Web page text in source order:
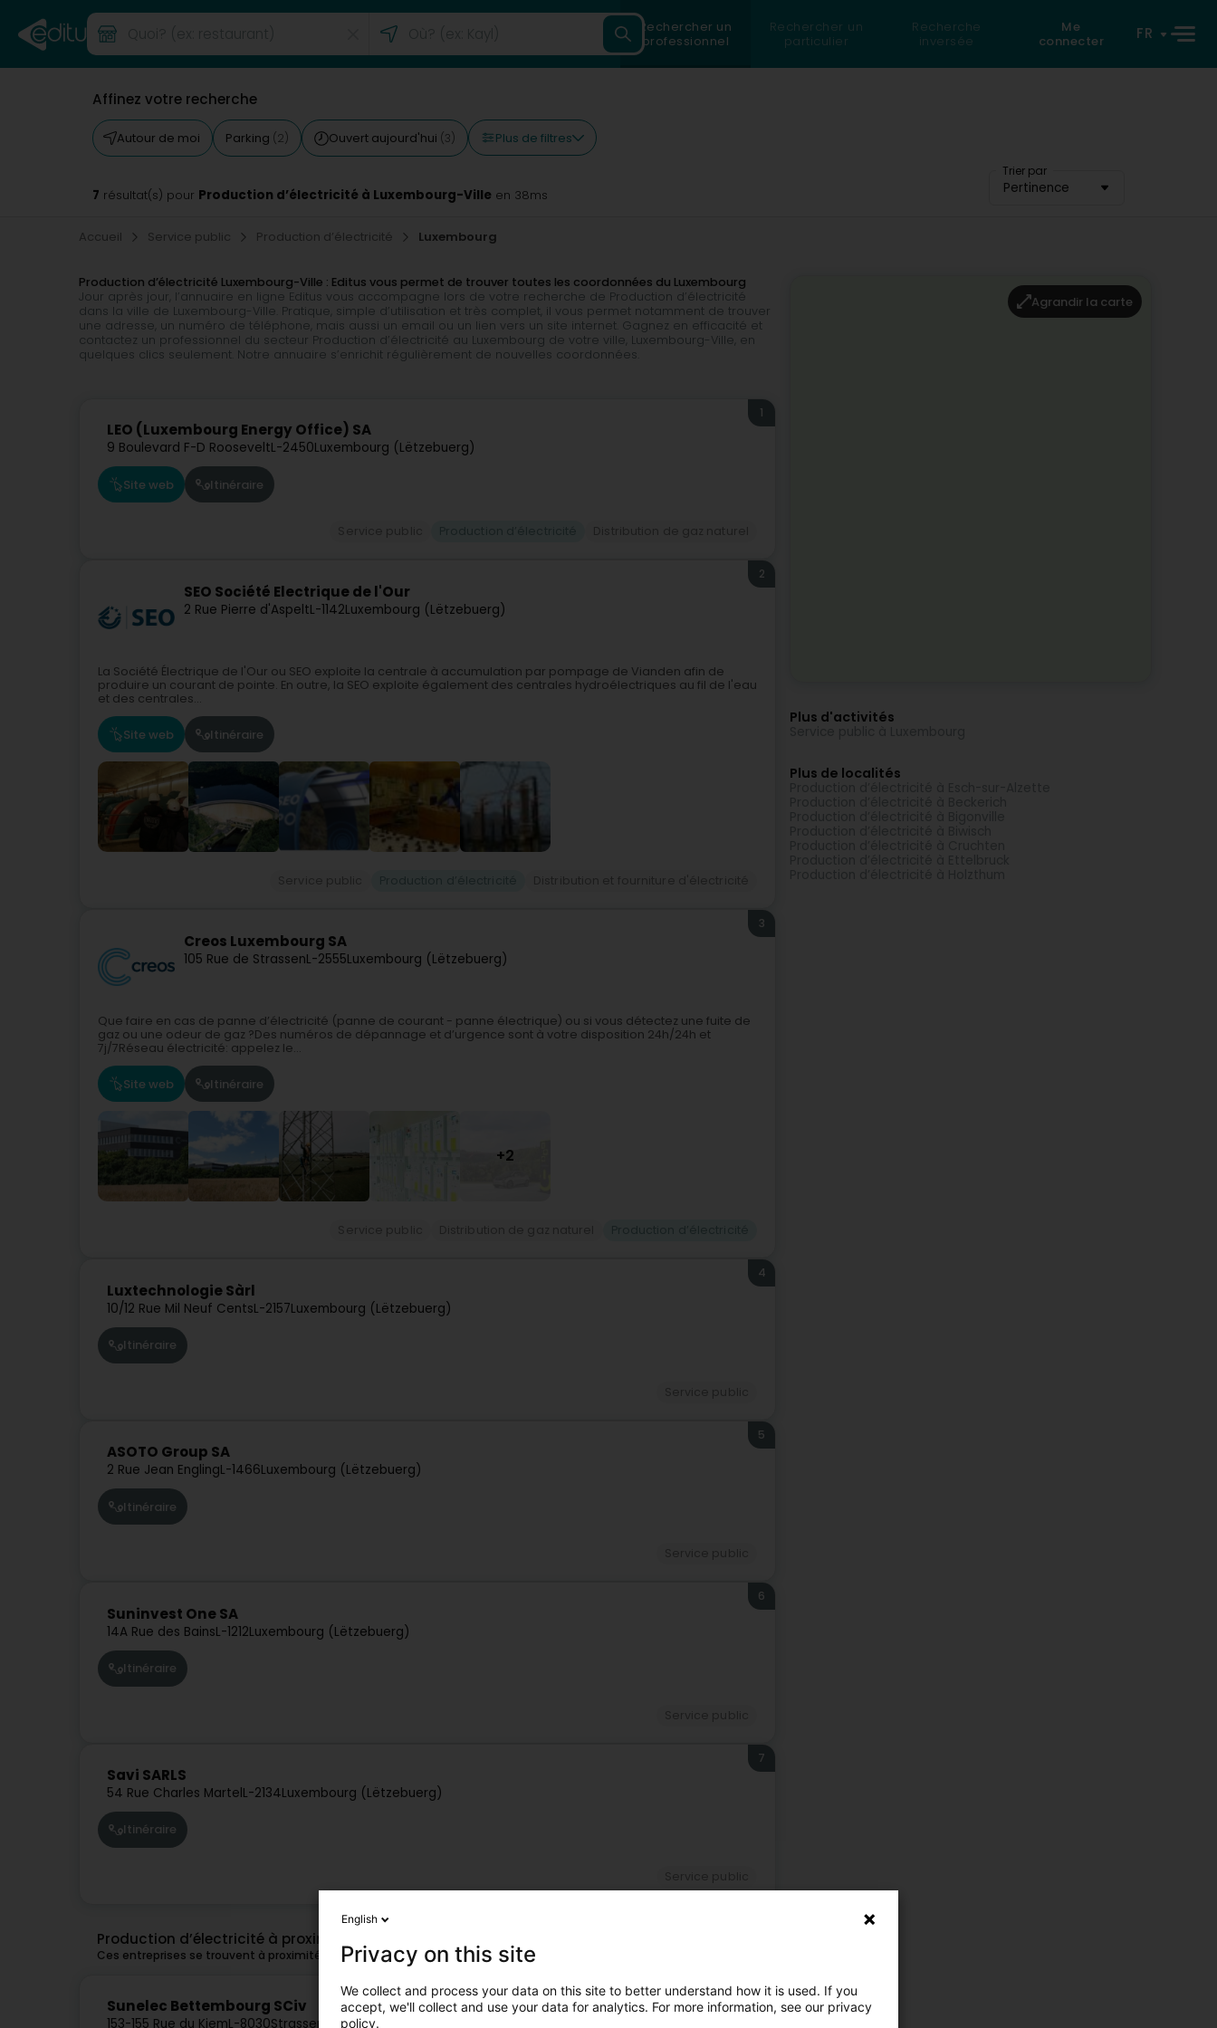
Rechercher un
professionnel
Rechercher un
particulier
Recherche
inversée
Me
connecter
FR
Affinez votre recherche
Autour de moi Parking (2) Ouvert aujourd'hui (3) Plus de filtres
Trier par
Pertinence
7 résultat(s) pour Production d’électricité à Luxembourg-Ville en 38ms
Accueil Service public Production d’électricité Luxembourg
Production d’électricité Luxembourg-Ville : Editus vous permet de trouver toutes les coordonnées du Luxembourg
Jour après jour, l’annuaire en ligne Editus vous accompagne lors de votre recherche de Production d’électricité
dans la ville de Luxembourg-Ville. Pratique, simple d’utilisation et très complet, il vous permet notamment de trouver
une adresse, un numéro de téléphone, mais aussi un email ou un lien vers un site internet. Gagnez en efficacité et
contactez un professionnel du secteur Production d’électricité au Luxembourg de votre ville, Luxembourg-Ville, en
quelques clics seulement. Notre annuaire s’enrichit régulièrement de nouvelles coordonnées.
LEO (Luxembourg Energy Office) SA
9 Boulevard F-D RooseveltL-2450Luxembourg (Lëtzebuerg)
1
Site web Itinéraire
SEO Société Electrique de l'Our
2 Rue Pierre d'AspeltL-1142Luxembourg (Lëtzebuerg)
2
La Société Électrique de l'Our ou SEO exploite la centrale à accumulation par pompage de Vianden afin de
produire un courant de pointe. En outre, la SEO exploite également des centrales hydroélectriques au fil de l'eau
et des centrales...
Site web Itinéraire
Creos Luxembourg SA
105 Rue de StrassenL-2555Luxembourg (Lëtzebuerg)
3
Que faire en cas de panne d’électricité (panne de courant - panne électrique) ou si vous détectez une fuite de
gaz ou une odeur de gaz ?Des numéros de dépannage et d’urgence sont à votre disposition 24h/24h et
7j/7Réseau électricité: appelez le...
Site web Itinéraire
+2
Luxtechnologie Sàrl
10/12 Rue Mil Neuf CentsL-2157Luxembourg (Lëtzebuerg)
4
Itinéraire
ASOTO Group SA
2 Rue Jean EnglingL-1466Luxembourg (Lëtzebuerg)
5
Itinéraire
Suninvest One SA
14A Rue des BainsL-1212Luxembourg (Lëtzebuerg)
6
Itinéraire
Savi SARLS
54 Rue Charles MartelL-2134Luxembourg (Lëtzebuerg)
7
Itinéraire
Production d’électricité à proximité de Luxembourg
Ces entreprises se trouvent à proximité de Luxembourg et pourraient également vous convenir.
2,7 km
Sunelec Bettembourg SCiv
153-155 Rue du KiemL-8030Strassen (Stroossen)
8
Agrandir la carte
Plus d'activités
Plus de localités
English
Privacy on this site
We collect and process your data on this site to better understand how it is used. If you
accept, we'll collect and use your data for analytics. For more information, see our privacy
policy.